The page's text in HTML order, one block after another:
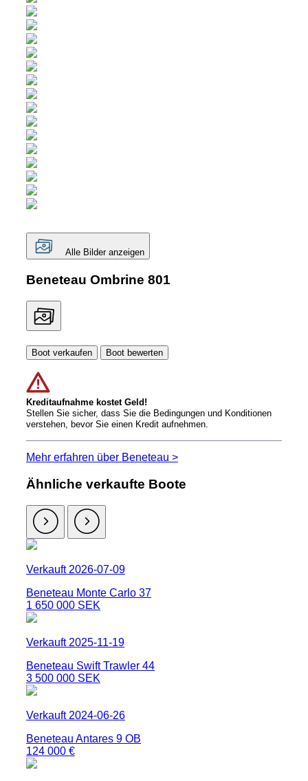
Alle Bilder anzeigen
Beneteau Ombrine 801
Boot verkaufen Boot bewerten
Kreditaufnahme kostet Geld!
Stellen Sie sicher, dass Sie die Bedingungen und Konditionen
verstehen, bevor Sie einen Kredit aufnehmen.
Mehr erfahren über Beneteau >
Ähnliche verkaufte Boote
Verkauft 2026-07-09
Beneteau Monte Carlo 37
1 650 000 SEK
Verkauft 2025-11-19
Beneteau Swift Trawler 44
3 500 000 SEK
Verkauft 2024-06-26
Beneteau Antares 9 OB
124 000 €